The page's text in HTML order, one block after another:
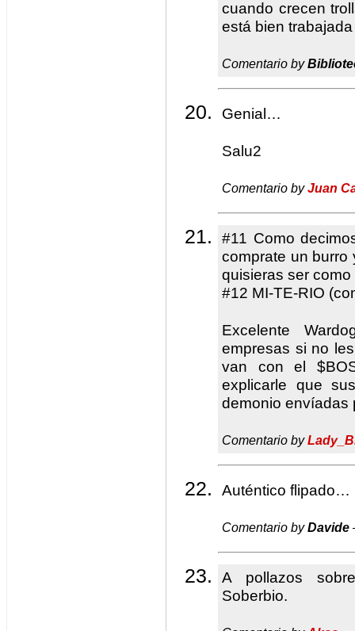
cuando crecen
está bien
Comentario by
Genial…
Salu2
Comentario byJuan
#11 Como
comprate un burro
quisieras ser como
#12 MI-TE-RIO
Excelente
empresas si no
van con el
explicarle que
demonio envíadas
Comentario by
Auténtico flipado…
Comentario byDavide
A pollazos
Soberbio.